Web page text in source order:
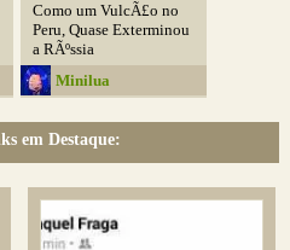
Como um VulcÃ£o no
Peru, Quase Exterminou
a RÃºssia
Minilua
em Destaque: